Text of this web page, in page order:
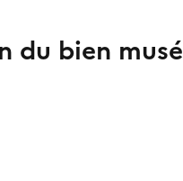
du bien